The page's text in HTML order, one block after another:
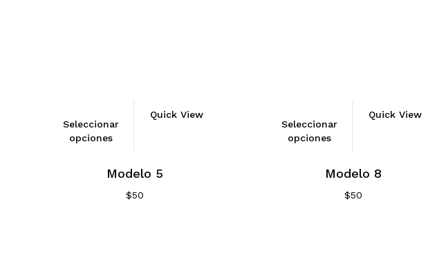
Seleccionar
opciones
Quick View
Modelo 5
$50
Seleccionar
opciones
Quick View
Modelo 8
$50